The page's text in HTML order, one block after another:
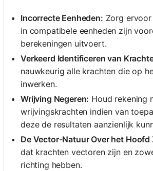
Incorrecte Eenheden: Zorg
in compatibele eenheden zijn
berekeningen uitvoert.
Verkeerd Identificeren van
nauwkeurig alle krachten die op
inwerken.
Wrijving Negeren: Houd rekening
wrijvingskrachten indien van
deze de resultaten aanzienlijk
De Vector-Natuur Over het Hoofd
dat krachten vectoren zijn en
richting hebben.